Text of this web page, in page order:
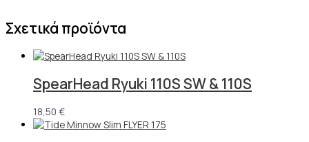
Σχετικά προϊόντα
SpearHead Ryuki 110S SW & 110S
18,50 €